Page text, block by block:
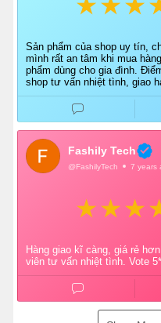
Sản phẩm của shop uy tín,
mình rất an tâm khi mua
phẩm dùng cho gia đình.
shop tư vấn nhiệt tình, giao
Fashily Tech
@FashilyTech 7 years
Hàng giao kĩ càng, giá rẻ
viên tư vấn nhiệt tình. Vote 5*